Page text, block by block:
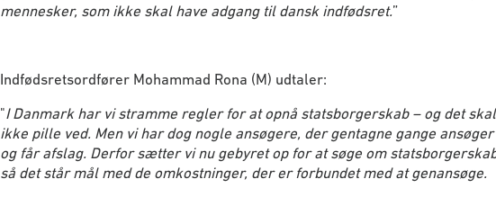
mennesker, som ikke skal have adgang til dansk indfødsret.”
Indfødsretsordfører Mohammad Rona (M) udtaler:
"I Danmark har vi stramme regler for at opnå statsborgerskab – og det
ikke pille ved. Men vi har dog nogle ansøgere, der gentagne gange ansøger
og får afslag. Derfor sætter vi nu gebyret op for at søge om
så det står mål med de omkostninger, der er forbundet med at genansøge.